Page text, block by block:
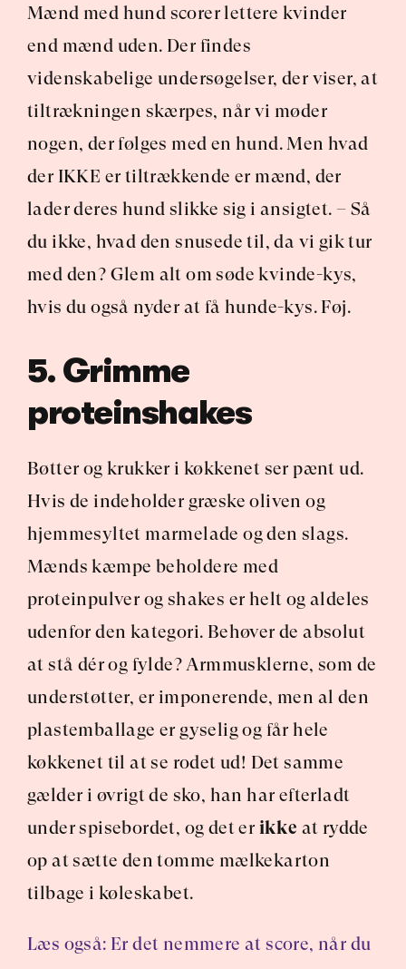
Mænd med hund scorer lettere kvinder
end mænd uden. Der findes
videnskabelige undersøgelser, der viser, at
tiltrækningen skærpes, når vi møder
nogen, der følges med en hund. Men hvad
der IKKE er tiltrækkende er mænd, der
lader deres hund slikke sig i ansigtet. – Så
du ikke, hvad den snusede til, da vi gik tur
med den? Glem alt om søde kvinde-kys,
hvis du også nyder at få hunde-kys. Føj.
5. Grimme
proteinshakes
Bøtter og krukker i køkkenet ser pænt ud.
Hvis de indeholder græske oliven og
hjemmesyltet marmelade og den slags.
Mænds kæmpe beholdere med
proteinpulver og shakes er helt og aldeles
udenfor den kategori. Behøver de absolut
at stå dér og fylde? Armmusklerne, som de
understøtter, er imponerende, men al den
plastemballage er gyselig og får hele
køkkenet til at se rodet ud! Det samme
gælder i øvrigt de sko, han har efterladt
under spisebordet, og det er ikke at rydde
op at sætte den tomme mælkekarton
tilbage i køleskabet.
Læs også: Er det nemmere at score, når du